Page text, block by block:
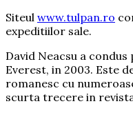
Siteul www.tulpan.ro
expeditiilor sale.
David Neacsu a
Everest, in 2003. Este
romanesc cu
scurta trecere in